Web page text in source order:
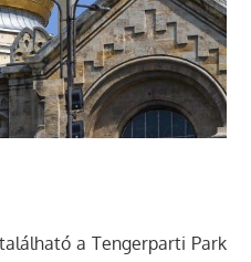
a Tengerparti Park